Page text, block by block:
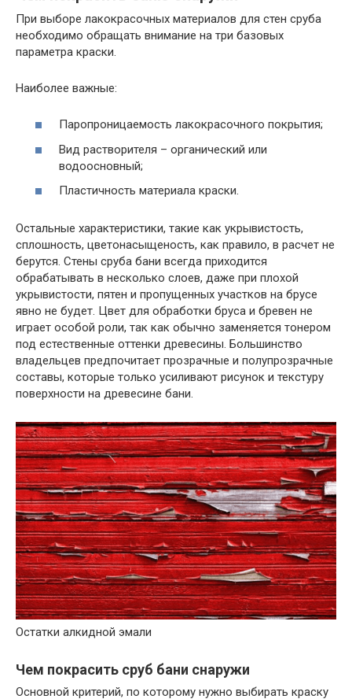
При выборе лакокрасочных материалов для стен сруба
необходимо обращать внимание на три базовых
параметра краски.
Наиболее важные:
Паропроницаемость лакокрасочного покрытия;
Вид растворителя – органический или
водоосновный;
Пластичность материала краски.
Остальные характеристики, такие как укрывистость,
сплошность, цветонасыщеность, как правило, в расчет не
берутся. Стены сруба бани всегда приходится
обрабатывать в несколько слоев, даже при плохой
укрывистости, пятен и пропущенных участков на брусе
явно не будет. Цвет для обработки бруса и бревен не
играет особой роли, так как обычно заменяется тонером
под естественные оттенки древесины. Большинство
владельцев предпочитает прозрачные и полупрозрачные
составы, которые только усиливают рисунок и текстуру
поверхности на древесине бани.
Остатки алкидной эмали
Чем покрасить сруб бани снаружи
Основной критерий, по которому нужно выбирать краску